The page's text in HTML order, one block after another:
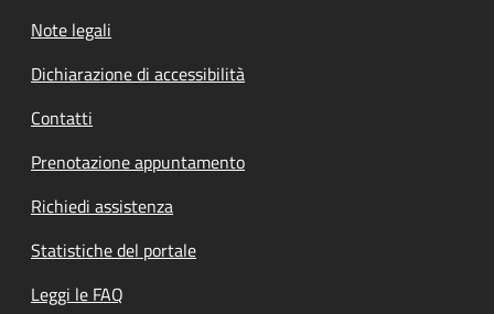
Note legali
Dichiarazione di accessibilità
Contatti
Prenotazione appuntamento
Richiedi assistenza
Statistiche del portale
Leggi le FAQ